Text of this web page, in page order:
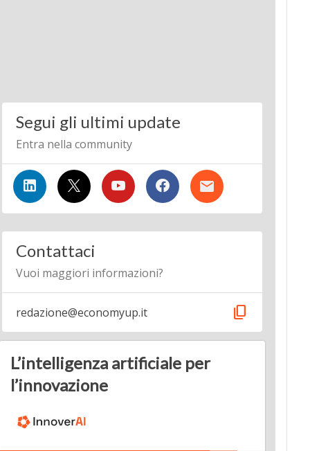
Segui gli ultimi update
Entra nella community
Contattaci
Vuoi maggiori informazioni?
redazione@economyup.it content_copy
L’intelligenza artificiale per
l’innovazione